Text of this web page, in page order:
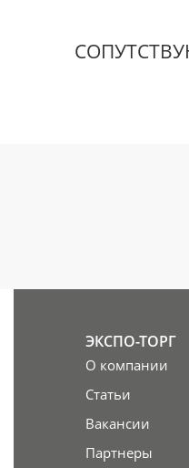
ЭКСПО-ТОРГ
О компании
Статьи
Вакансии
Партнеры